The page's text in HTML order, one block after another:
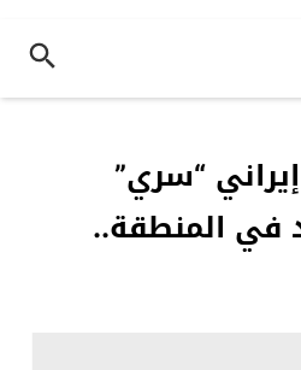
“سري”
في المنطقة..